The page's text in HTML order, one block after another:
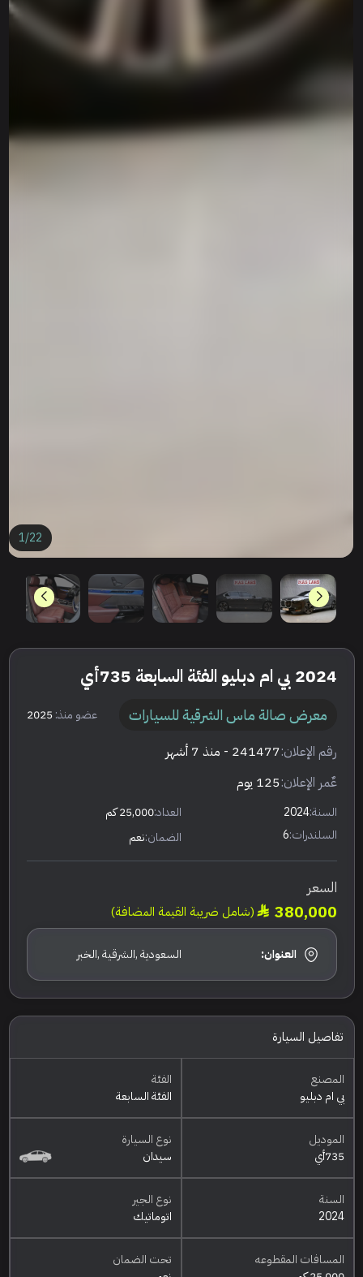
1/22
2024 بي ام دبليو الفئة السابعة 735أي
معرض صالة ماس الشرقية للسيارات عضو منذ:2025
رقم الإعلان:241477 - منذ 7 أشهر
عٌمر الإعلان:125 يوم
السنة:2024 العداد:25,000 كم
السلندرات:6 الضمان:نعم
السعر
380,000 (شامل ضريبة القيمة المضافة)
العنوان: السعودية ,الشرقية ,الخبر
تفاصيل السيارة
المصنع
بي ام دبليو
الفئة
الفئة السابعة
الموديل
735أي
نوع السيارة
سيدان
السنة
2024
نوع الجير
اتوماتيك
المسافات المقطوعه
تحت الضمان